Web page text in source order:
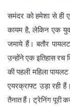
समंदर को हमेशा से ही
कायम है, लेकिन एक
जमाये हैं। बतौर
उन्होंने एक इतिहास
की पहली महिला
एयरक्राफ्ट उड़ा रही
तैनात हैं। ट्रेनिंग पूरी